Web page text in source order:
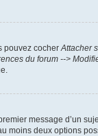
pouvez cocherAttacher
du forum -->
message d’un
moins deux options